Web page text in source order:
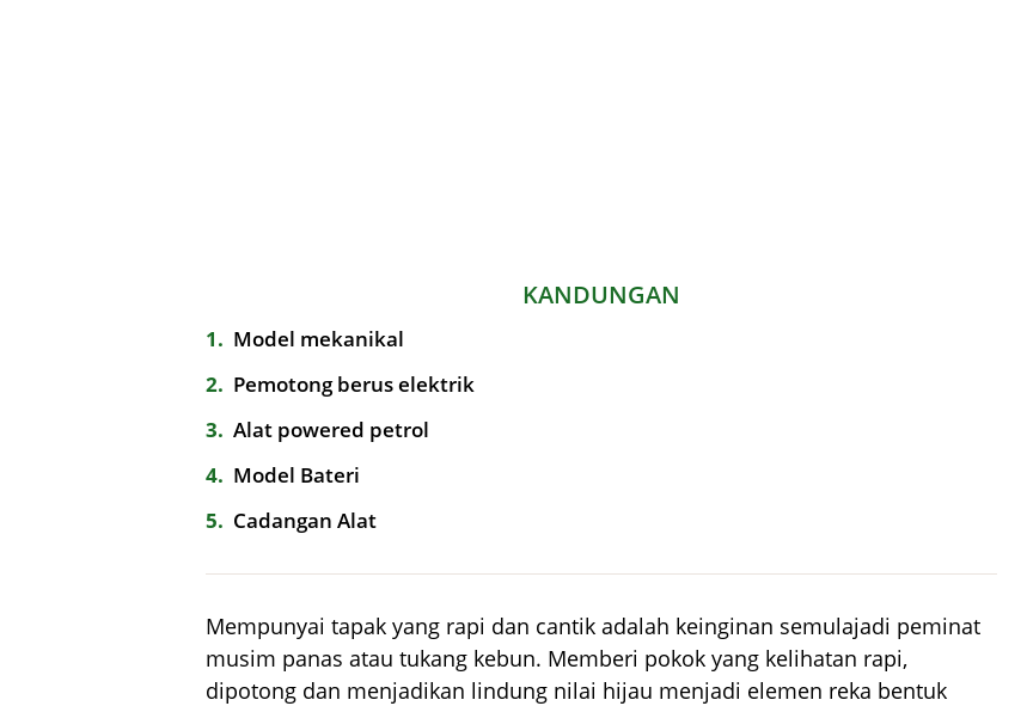
KANDUNGAN
1
Model mekanikal
2
Pemotong berus elektrik
3
Alat powered petrol
4
Model Bateri
5
Cadangan Alat
Mempunyai tapak yang rapi dan cantik adalah keinginan semulajadi peminat
musim panas atau tukang kebun. Memberi pokok yang kelihatan rapi,
dipotong dan menjadikan lindung nilai hijau menjadi elemen reka bentuk